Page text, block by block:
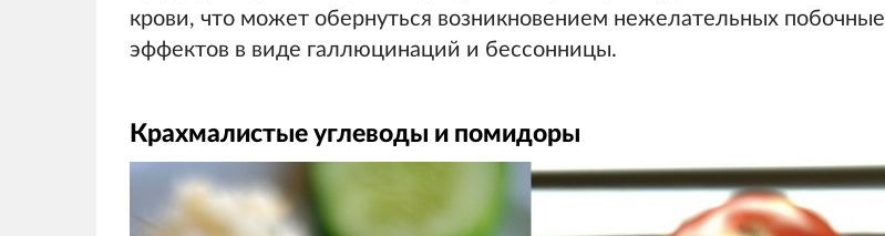
крови, что может обернуться возникновением нежелательных побочные
эффектов в виде галлюцинаций и бессонницы.
Крахмалистые углеводы и помидоры